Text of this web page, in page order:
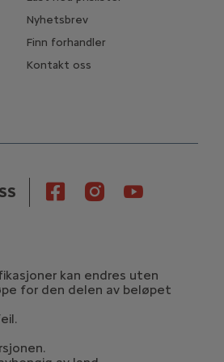
Nyhetsbrev
Finn forhandler
Kontakt oss
kan endres uten
for den delen av beløpet